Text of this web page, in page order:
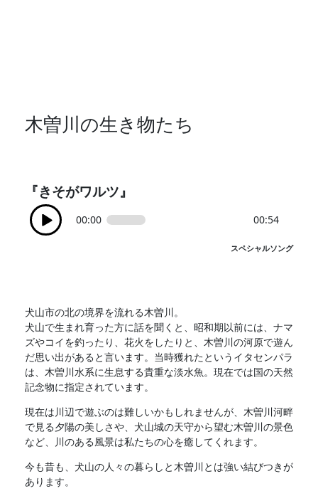
木曽川の生き物たち
『きそがワルツ』
00:00 00:54
スペシャルソング
犬山市の北の境界を流れる木曽川。
犬山で生まれ育った方に話を聞くと、昭和期以前には、ナマ
ズやコイを釣ったり、花火をしたりと、木曽川の河原で遊ん
だ思い出があると言います。当時獲れたというイタセンパラ
は、木曽川水系に生息する貴重な淡水魚。現在では国の天然
記念物に指定されています。
現在は川辺で遊ぶのは難しいかもしれませんが、木曽川河畔
で見る夕陽の美しさや、犬山城の天守から望む木曽川の景色
など、川のある風景は私たちの心を癒してくれます。
今も昔も、犬山の人々の暮らしと木曽川とは強い結びつきが
あります。